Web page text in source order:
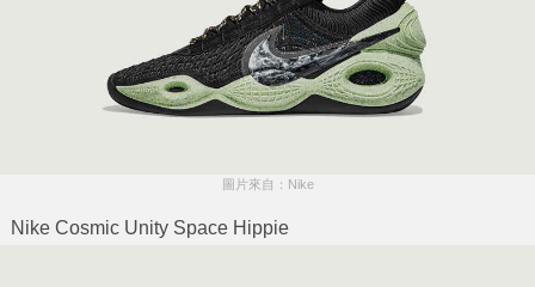
圖片來自：Nike
Nike Cosmic Unity Space Hippie